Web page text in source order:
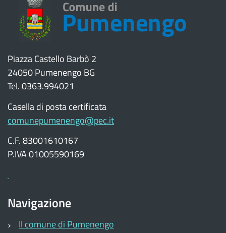
Piazza Castello Barbò 2
24050 Pumenengo BG
Tel. 0363.994021
Casella di posta certificata
comunepumenengo@pec.it
C.F. 83001610167
P.IVA 01005590169
Navigazione
Il comune di Pumenengo